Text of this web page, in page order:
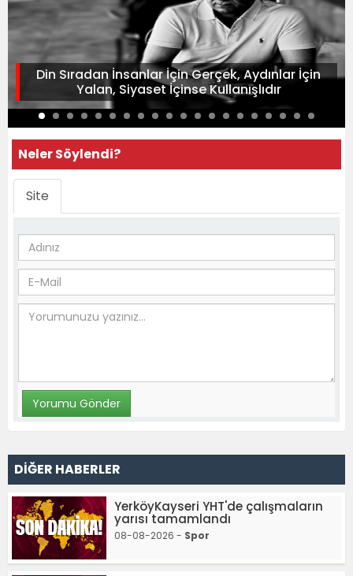
Din Sıradan İnsanlar İçin Gerçek, Aydınlar İçin
Yalan, Siyaset İçinse Kullanışlıdır
Neler Söylendi?
Site
DİĞER HABERLER
YerköyKayseri YHT'de çalışmaların
yarısı tamamlandı
08-08-2026 - Spor